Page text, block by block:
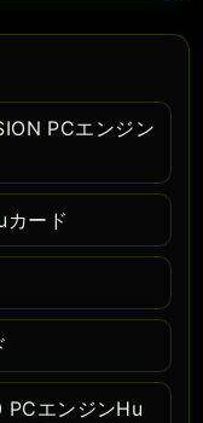
PCエンジン
カード
PCエンジンHu